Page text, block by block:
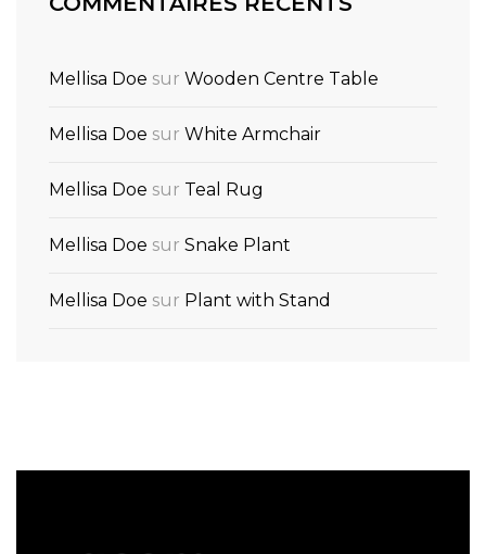
Mellisa Doe sur Wooden Centre Table
Mellisa Doe sur White Armchair
Mellisa Doe sur Teal Rug
Mellisa Doe sur Snake Plant
Mellisa Doe sur Plant with Stand